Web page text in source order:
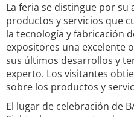
La feria se distingue por su
productos y servicios que
la tecnología y fabricación
expositores una excelente
sus últimos desarrollos y
experto. Los visitantes
sobre los productos y
El lugar de celebración de